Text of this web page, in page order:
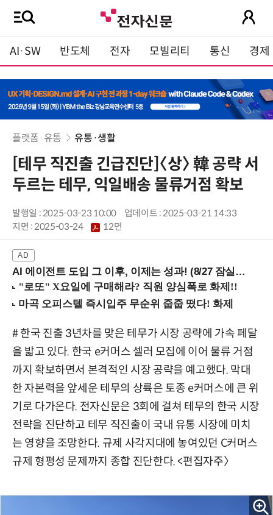
AI·SW 반도체 전자 모빌리티 통신 경제
플랫폼·유통 유통·생활
[테무 직진출 긴급진단]〈상〉 韓 공략 서
두르는 테무, 익일배송 물류거점 확보
발행일 : 2025-03-23 10:00
업데이트 : 2025-03-21 14:33
지면 :2025-03-24 12면
AI 에이전트 도입 그 이후, 이제는 성과! (8/27 잠실역)
# 한국 진출 3년차를 맞은 테무가 시장 공략에 가속 페달
을 밟고 있다. 한국 e커머스 셀러 모집에 이어 물류 거점
까지 확보하면서 본격적인 시장 공략을 예고했다. 막대
한 자본력을 앞세운 테무의 상륙은 토종 e커머스에 큰 위
기로 다가온다. 전자신문은 3회에 걸쳐 테무의 한국 시장
전략을 진단하고 테무 직진출이 국내 유통 시장에 미치
는 영향을 조망한다. 규제 사각지대에 놓여있던 C커머스
규제 형평성 문제까지 종합 진단한다. <편집자주〉